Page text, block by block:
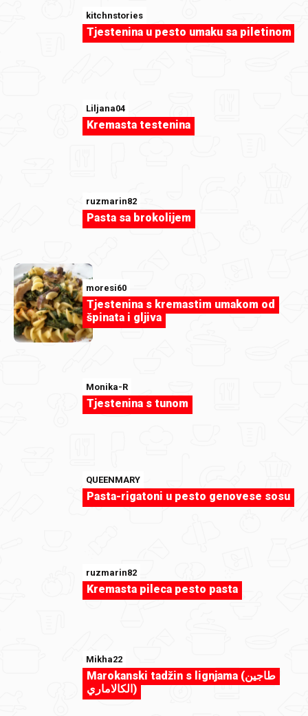
Slatkiš.jpg
Čizkejk .jpg
Divan dan.jpg
kitchnstories
Tjestenina u pesto umaku sa piletinom
Liljana04
Kremasta testenina
ruzmarin82
Pasta sa brokolijem
moresi60
Tjestenina s kremastim umakom od
špinata i gljiva
Monika-R
Tjestenina s tunom
QUEENMARY
Pasta-rigatoni u pesto genovese sosu
ruzmarin82
Kremasta pileca pesto pasta
Mikha22
Marokanski tadžin s lignjama (طاجين
الكالاماري)